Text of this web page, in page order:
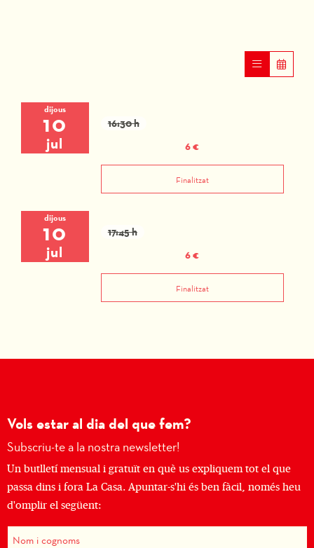
dijous
10
jul
16:30 h
6 €
Finalitzat
dijous
10
jul
17:45 h
6 €
Finalitzat
Vols estar al dia del que fem?
Subscriu-te a la nostra newsletter!
Un butlletí mensual i gratuït en què us expliquem tot el que
passa dins i fora La Casa. Apuntar-s'hi és ben fàcil, només heu
d'omplir el següent: